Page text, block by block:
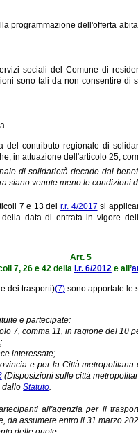
programmazione dell'offerta
sociali del Comune di
sono tali da non consentire
del contributo regionale di
in attuazione dell'articolo 25,
di solidarietà decade dal
siano venute meno le condizioni
7 e 13 delr.r. 4/2017 si
data di entrata in vigore
Art. 5
7, 26 e 42 della l.r. 6/2012e all’
dei trasporti)(7) sono apportate le
e partecipate:
7, comma 11, in ragione del 10
interessate;
e per la Città
(Disposizioni sulle città
dalloStatuto.
all'agenzia per il
da assumere entro il 31 marzo